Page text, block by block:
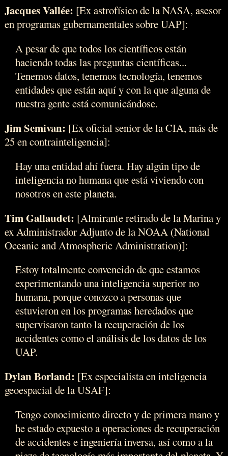
Jacques Vallée: [Ex astrofísico de la NASA, asesor
en programas gubernamentales sobre UAP]:
A pesar de que todos los científicos están
haciendo todas las preguntas científicas...
Tenemos datos, tenemos tecnología, tenemos
entidades que están aquí y con la que alguna de
nuestra gente está comunicándose.
Jim Semivan: [Ex oficial senior de la CIA, más de
25 en contrainteligencia]:
Hay una entidad ahí fuera. Hay algún tipo de
inteligencia no humana que está viviendo con
nosotros en este planeta.
Tim Gallaudet: [Almirante retirado de la Marina y
ex Administrador Adjunto de la NOAA (National
Oceanic and Atmospheric Administration)]:
Estoy totalmente convencido de que estamos
experimentando una inteligencia superior no
humana, porque conozco a personas que
estuvieron en los programas heredados que
supervisaron tanto la recuperación de los
accidentes como el análisis de los datos de los
UAP.
Dylan Borland: [Ex especialista en inteligencia
geoespacial de la USAF]:
Tengo conocimiento directo y de primera mano y
he estado expuesto a operaciones de recuperación
de accidentes e ingeniería inversa, así como a la